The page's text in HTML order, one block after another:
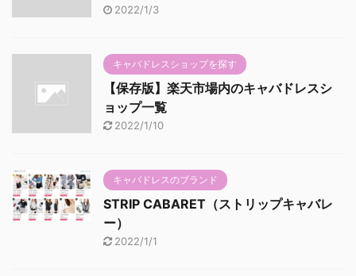
2022/1/3
キャバドレスショップを探す
【保存版】楽天市場内のキャバドレスシ
ョップ一覧
2022/1/10
キャバドレスのブランド
STRIP CABARET（ストリップキャバレ
ー）
2022/1/1